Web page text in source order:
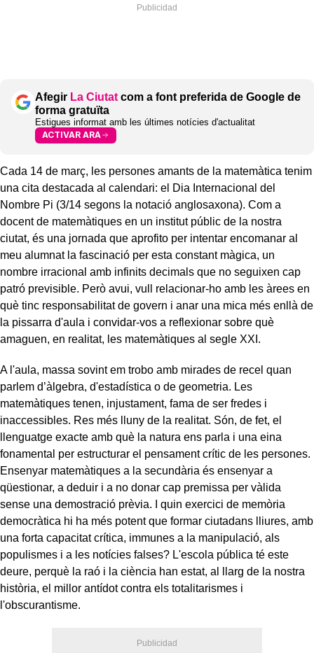
Afegir La Ciutat com a font preferida de Google de
forma gratuïta
Estigues informat amb les últimes notícies d'actualitat
ACTIVAR ARA
Cada 14 de març, les persones amants de la matemàtica tenim
una cita destacada al calendari: el Dia Internacional del
Nombre Pi (3/14 segons la notació anglosaxona). Com a
docent de matemàtiques en un institut públic de la nostra
ciutat, és una jornada que aprofito per intentar encomanar al
meu alumnat la fascinació per esta constant màgica, un
nombre irracional amb infinits decimals que no seguixen cap
patró previsible. Però avui, vull relacionar-ho amb les àrees en
què tinc responsabilitat de govern i anar una mica més enllà de
la pissarra d'aula i convidar-vos a reflexionar sobre què
amaguen, en realitat, les matemàtiques al segle XXI.
A l'aula, massa sovint em trobo amb mirades de recel quan
parlem d’àlgebra, d'estadística o de geometria. Les
matemàtiques tenen, injustament, fama de ser fredes i
inaccessibles. Res més lluny de la realitat. Són, de fet, el
llenguatge exacte amb què la natura ens parla i una eina
fonamental per estructurar el pensament crític de les persones.
Ensenyar matemàtiques a la secundària és ensenyar a
qüestionar, a deduir i a no donar cap premissa per vàlida
sense una demostració prèvia. I quin exercici de memòria
democràtica hi ha més potent que formar ciutadans lliures, amb
una forta capacitat crítica, immunes a la manipulació, als
populismes i a les notícies falses? L'escola pública té este
deure, perquè la raó i la ciència han estat, al llarg de la nostra
història, el millor antídot contra els totalitarismes i
l'obscurantisme.